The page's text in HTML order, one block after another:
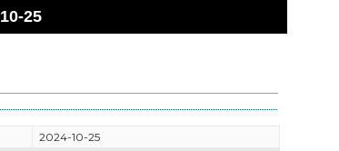
25
2024-10-25